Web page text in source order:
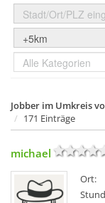
Stadt/Ort/PLZ
+5km
Alle Kategorien
Jobber im Umkreis
171 Einträge
michael
Ort: